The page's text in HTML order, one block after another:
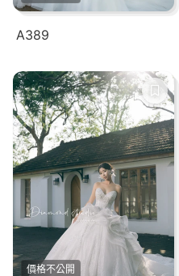
A389
價格不公開